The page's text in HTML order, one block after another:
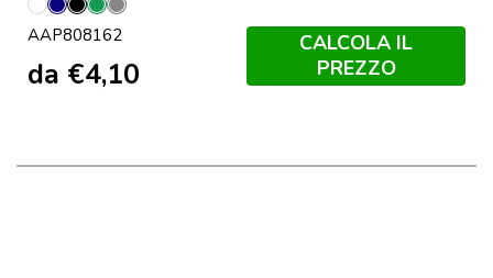
Bianco
Blu
Scuro
Nero
VerdeGrigio
AAP808162
da €4,10
CALCOLA IL
PREZZO